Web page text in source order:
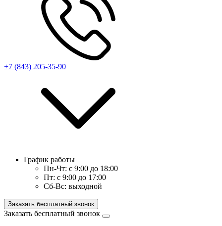
+7 (843) 205-35-90
График работы
Пн-Чт: с 9:00 до 18:00
Пт: с 9:00 до 17:00
Сб-Вс: выходной
Заказать бесплатный звонок
Заказать бесплатный звонок